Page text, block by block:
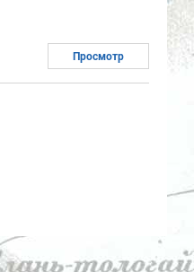
Просмотр